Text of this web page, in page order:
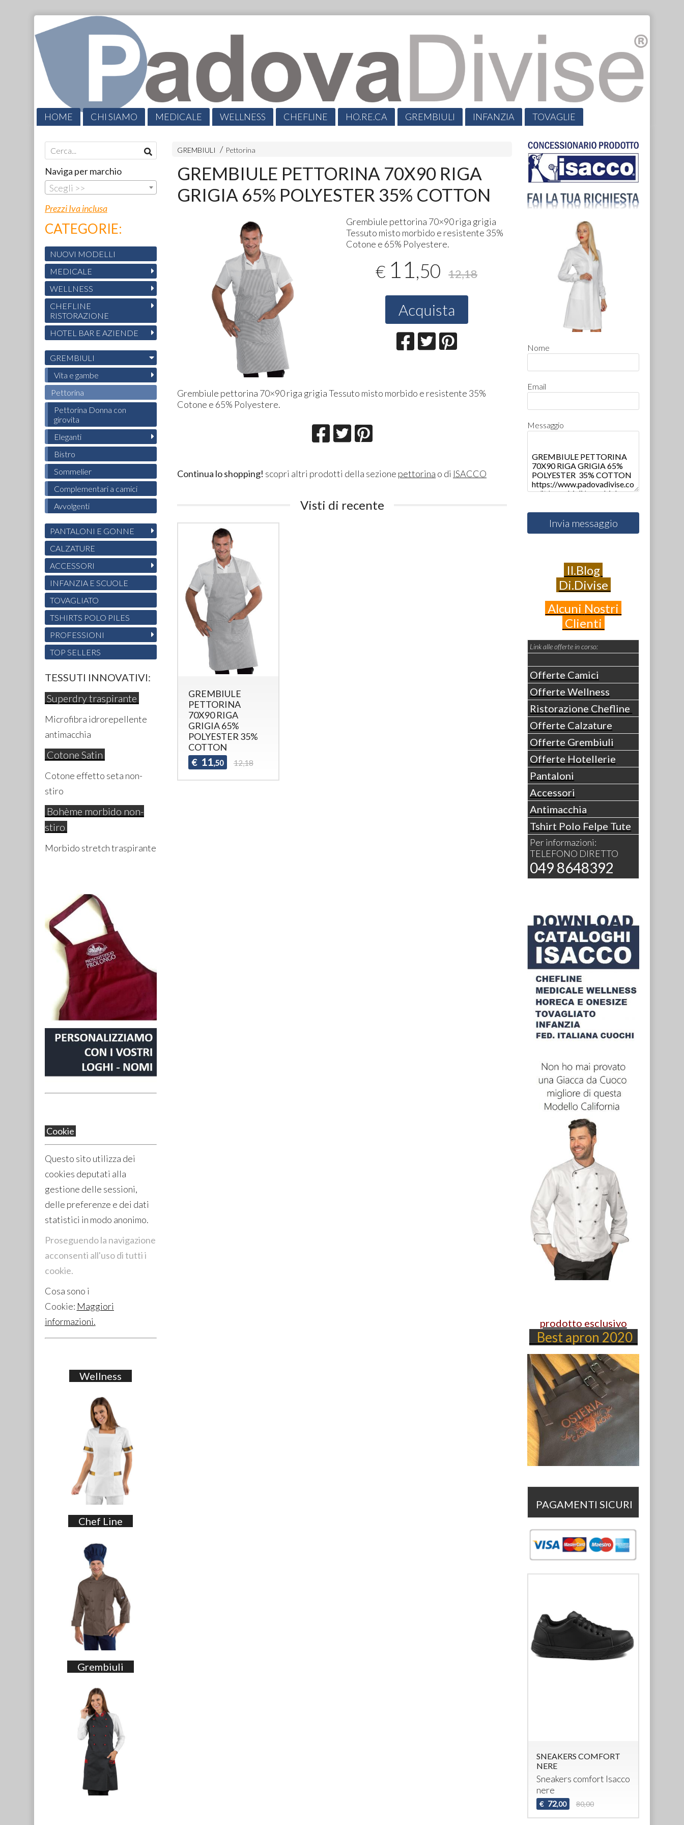
HOME CHI SIAMO MEDICALE WELLNESS CHEFLINE HO.RE.CA GREMBIULI INFANZIA
TOVAGLIE
GREMBIULI Pettorina
GREMBIULE PETTORINA 70X90 RIGA
GRIGIA 65% POLYESTER 35% COTTON
Grembiule pettorina 70×90 riga grigia
Tessuto misto morbido e resistente 35%
Cotone e 65% Polyestere.
€ 11 ,50 12,18
Acquista
Grembiule pettorina 70×90 riga grigia Tessuto misto morbido e resistente 35%
Cotone e 65% Polyestere.
Continua lo shopping! scopri altri prodotti della sezione pettorina o di ISACCO
Visti di recente
GREMBIULE
PETTORINA
70X90 RIGA
GRIGIA 65%
POLYESTER 35%
COTTON
€ 11,50 12,18
Naviga per marchio
Scegli >>
Prezzi Iva inclusa
CATEGORIE:
NUOVI MODELLI
MEDICALE
WELLNESS
CHEFLINE
RISTORAZIONE
HOTEL BAR E AZIENDE
GREMBIULI
Vita e gambe
Pettorina
Pettorina Donna con
girovita
Eleganti
Bistro
Sommelier
Complementari a camici
Avvolgenti
PANTALONI E GONNE
CALZATURE
ACCESSORI
INFANZIA E SCUOLE
TOVAGLIATO
TSHIRTS POLO PILES
PROFESSIONI
TOP SELLERS
TESSUTI INNOVATIVI:
Superdry traspirante
Microfibra idrorepellente
antimacchia
Cotone Satin
Cotone effetto seta non-
stiro
Bohème morbido non-
stiro
Morbido stretch traspirante
Cookie
Questo sito utilizza dei
cookies deputati alla
gestione delle sessioni,
delle preferenze e dei dati
statistici in modo anonimo.
Proseguendo la navigazione
acconsenti all'uso di tutti i
cookie.
Cosa sono i
Cookie: Maggiori
informazioni.
Wellness
Chef Line
Grembiuli
Nome
Email
Messaggio
Invia messaggio
Il.Blog
Di.Divise
Alcuni Nostri
Clienti
Link alle offerte in corso:
Offerte Camici
Offerte Wellness
Ristorazione Chefline
Offerte Calzature
Offerte Grembiuli
Offerte Hotellerie
Pantaloni
Accessori
Antimacchia
Tshirt Polo Felpe Tute
Per informazioni:
TELEFONO DIRETTO
049 8648392
prodotto esclusivo
Best apron 2020
PAGAMENTI SICURI
SNEAKERS COMFORT
NERE
Sneakers comfort Isacco
nere
€ 72,00 80,00